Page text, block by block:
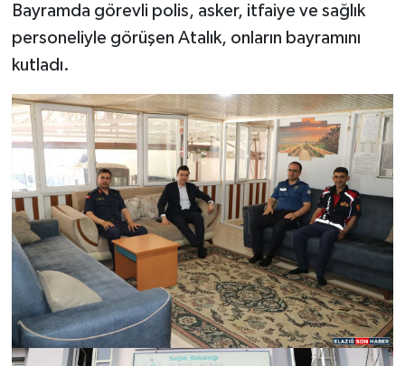
Bayramda görevli polis, asker, itfaiye ve sağlık
personeliyle görüşen Atalık, onların bayramını
kutladı.